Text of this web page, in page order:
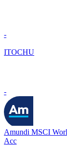
-
ITOCHU
-
Amundi MSCI
Acc